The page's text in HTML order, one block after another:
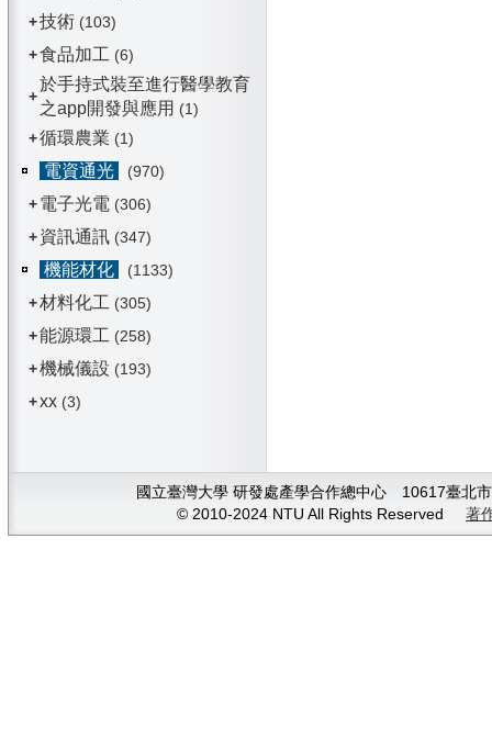
+技術(103)
+食品加工 (6)
+
於手持式裝至進行醫學教育
之app開發與應用 (1)
+循環農業 (1)
電資通光
(970)
+ 電子光電 (306)
+ 資訊通訊(347)
機能材化
(1133)
+材料化工 (305)
+能源環工 (258)
+機械儀設 (193)
+xx(3)
國立臺灣大學 研發處產學合作總中心 10617臺
© 2010-2024 NTU All Rights Reserved 著